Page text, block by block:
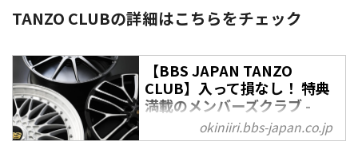
TANZO CLUBの詳細はこちらをチェック
【BBS JAPAN TANZO
CLUB】入って損なし！ 特典
満載のメンバーズクラブ -
OKINIIRIokiniiri.bbs-japan.co.jp